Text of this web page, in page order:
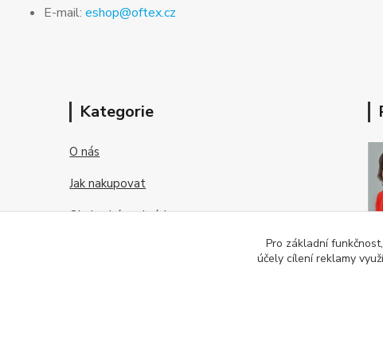
E-mail: eshop@oftex.cz
Kategorie
O nás
Jak nakupovat
Obchodní podmínky
Pro základní
účely cílení reklamy